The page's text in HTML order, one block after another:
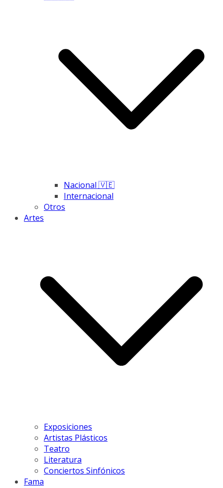
Nacional 🇻🇪
Internacional
Otros
Artes
Exposiciones
Artistas Plásticos
Teatro
Literatura
Conciertos Sinfónicos
Fama